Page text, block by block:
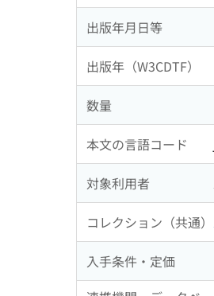
出版年月日等
出版年（W3CDTF）
数量
本文の言語コード
対象利用者
コレクション（共通）
入手条件・定価